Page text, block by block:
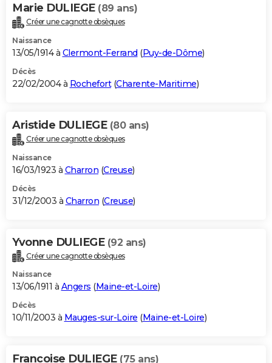
Marie DULIEGE (89 ans)
Créer une cagnotte obsèques
Naissance
13/05/1914 à Clermont-Ferrand (Puy-de-Dôme)
Décès
22/02/2004 à Rochefort(Charente-Maritime)
Aristide DULIEGE (80 ans)
Créer une cagnotte obsèques
Naissance
16/03/1923 à Charron (Creuse)
Décès
31/12/2003 à Charron (Creuse)
Yvonne DULIEGE (92 ans)
Créer une cagnotte obsèques
Naissance
13/06/1911 à Angers (Maine-et-Loire)
Décès
10/11/2003 à Mauges-sur-Loire (Maine-et-Loire)
Francoise DULIEGE (75 ans)